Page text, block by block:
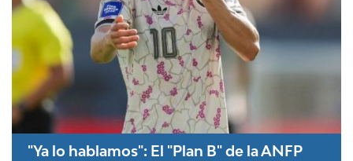
"Ya lo hablamos": El "Plan B" de la ANFP